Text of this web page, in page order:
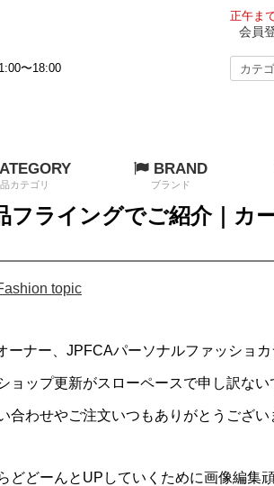
正午ま
会員
〜18:00
カテゴリ
BRAND
ブランド
フライングでご紹介｜カ
topic
ーナー、JPFCAパーソナルファッショ
ョップ更新がスローペースで申し訳ない
合わせやご注文いつもありがとうござい
どどーんとUPしていくために画像編集